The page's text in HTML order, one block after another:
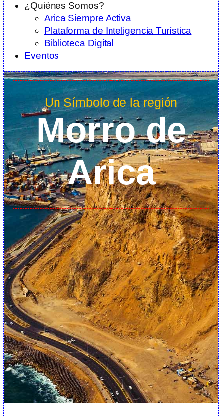
¿Quiénes Somos?
Arica Siempre Activa
Plataforma de Inteligencia Turística
Biblioteca Digital
Eventos
Un Símbolo de la región
Morro de
Arica